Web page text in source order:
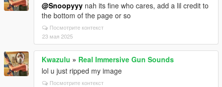
@Snoopyyy nah its fine who cares, add a lil credit to
the bottom of the page or so
Посмотрите контекст
23 мая 2025
Kwazulu » Real Immersive Gun Sounds
lol u just ripped my image
Посмотрите контекст